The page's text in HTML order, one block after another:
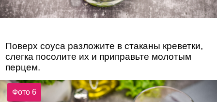
Поверх соуса разложите в стаканы креветки,
слегка посолите их и приправьте молотым
перцем.
Фото 6